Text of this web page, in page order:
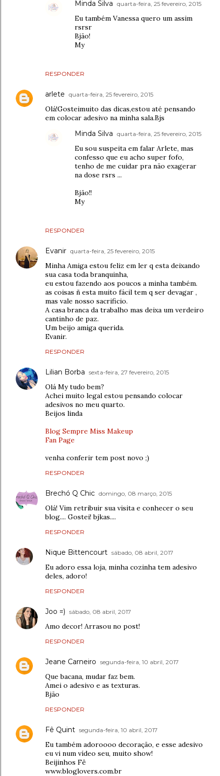
RESPONDER
Minda Silva quarta-feira, 25 fevereiro, 2015
Eu também Vanessa quero um assim
rsrsr
Bjão!
My
arlete quarta-feira, 25 fevereiro, 2015
Olá!Gosteimuito das dicas,estou até pensando
em colocar adesivo na minha sala.Bjs
RESPONDER
Minda Silva quarta-feira, 25 fevereiro, 2015
Eu sou suspeita em falar Arlete, mas
confesso que eu acho super fofo,
tenho de me cuidar pra não exagerar
na dose rsrs ...
Bjão!!
My
Evanir quarta-feira, 25 fevereiro, 2015
Minha Amiga estou feliz em ler q esta deixando
sua casa toda branquinha,
eu estou fazendo aos poucos a minha também.
as coisas ñ esta muito fácil tem q ser devagar ,
mas vale nosso sacrificio.
A casa branca da trabalho mas deixa um verdeiro
cantinho de paz.
Um beijo amiga querida.
Evanir.
RESPONDER
Lilian Borba sexta-feira, 27 fevereiro, 2015
Olá My tudo bem?
Achei muito legal estou pensando colocar
adesivos no meu quarto.
Beijos linda
Blog Sempre Miss Makeup
Fan Page
venha conferir tem post novo ;)
RESPONDER
Brechó Q Chic domingo, 08 março, 2015
Olá! Vim retribuir sua visita e conhecer o seu
blog.... Gostei! bjkas....
RESPONDER
Nique Bittencourt sábado, 08 abril, 2017
Eu adoro essa loja, minha cozinha tem adesivo
deles, adoro!
RESPONDER
Joo =) sábado, 08 abril, 2017
Amo decor! Arrasou no post!
RESPONDER
Jeane Carneiro segunda-feira, 10 abril, 2017
Que bacana, mudar faz bem.
Amei o adesivo e as texturas.
Bjão
RESPONDER
Fê Quint segunda-feira, 10 abril, 2017
Eu também adoroooo decoração, e esse adesivo
eu vi num vídeo seu, muito show!
Beijinhos Fê
www.bloglovers.com.br